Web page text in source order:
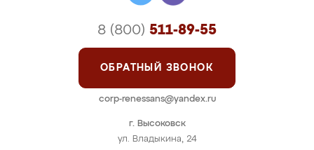
г. Высоковск
ул. Владыкина, 24
8 (800) 511-89-55
ОБРАТНЫЙ ЗВОНОК
corp-renessans@yandex.ru